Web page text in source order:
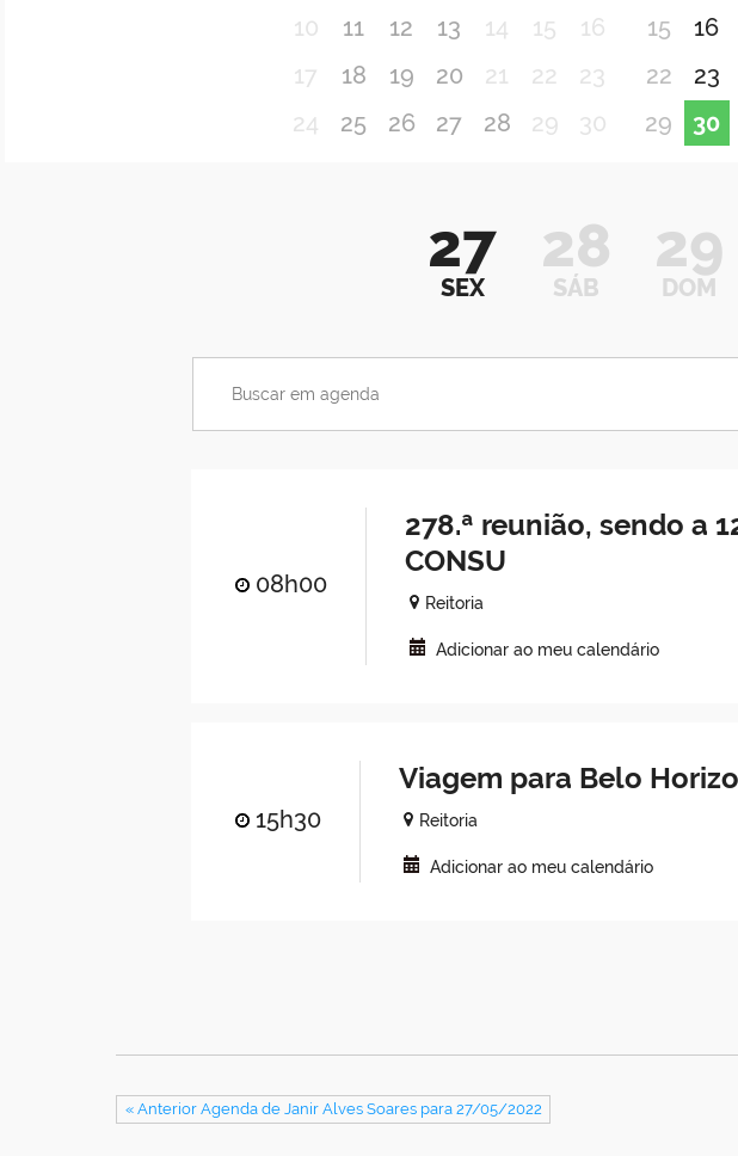
10
11 12 13 14 15
16
17
18 19 20 21 22
23
24
25 26 27 28 29 30
15
16
22
23
29
30
27
SEX
28
SÁB
29
DOM
08h00
278.ª reunião, sendo a
CONSU
Reitoria
Adicionar ao meu calendário
15h30
Viagem para Belo
Reitoria
Adicionar ao meu calendário
« Anterior Agenda de Janir Alves Soares para 27/05/2022